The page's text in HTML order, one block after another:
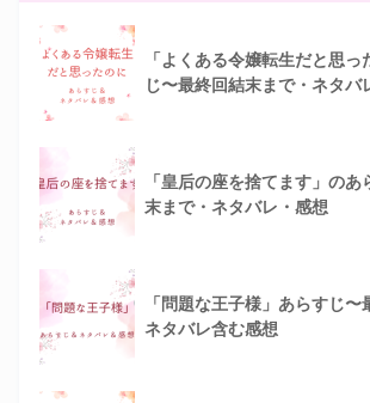
「よくある令嬢転生だと思
じ〜最終回結末まで・ネタバ
「皇后の座を捨てます」の
末まで・ネタバレ・感想
「問題な王子様」あらすじ〜
ネタバレ含む感想